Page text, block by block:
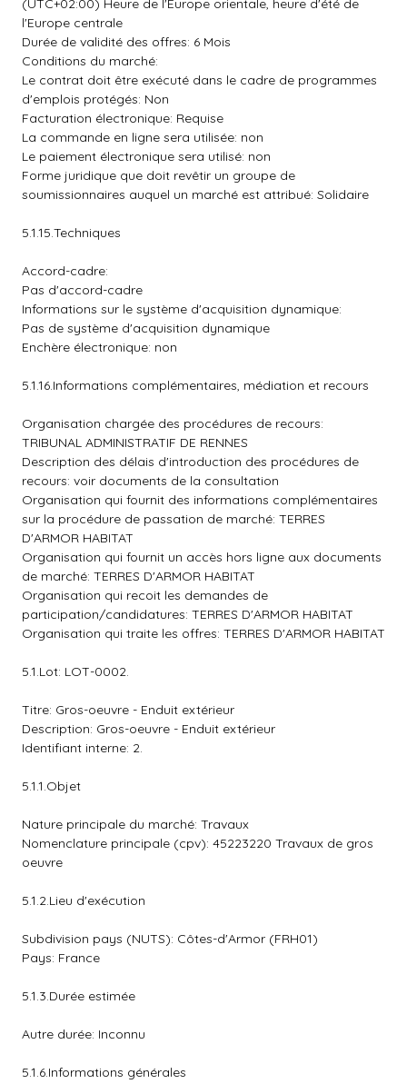
(UTC+02:00) Heure de l'Europe orientale, heure d'été de
l'Europe centrale
Durée de validité des offres: 6 Mois
Conditions du marché:
Le contrat doit être exécuté dans le cadre de programmes
d'emplois protégés: Non
Facturation électronique: Requise
La commande en ligne sera utilisée: non
Le paiement électronique sera utilisé: non
Forme juridique que doit revêtir un groupe de
soumissionnaires auquel un marché est attribué: Solidaire
5.1.15.Techniques
Accord-cadre:
Pas d'accord-cadre
Informations sur le système d'acquisition dynamique:
Pas de système d'acquisition dynamique
Enchère électronique: non
5.1.16.Informations complémentaires, médiation et recours
Organisation chargée des procédures de recours:
TRIBUNAL ADMINISTRATIF DE RENNES
Description des délais d'introduction des procédures de
recours: voir documents de la consultation
Organisation qui fournit des informations complémentaires
sur la procédure de passation de marché: TERRES
D'ARMOR HABITAT
Organisation qui fournit un accès hors ligne aux documents
de marché: TERRES D'ARMOR HABITAT
Organisation qui recoit les demandes de
participation/candidatures: TERRES D'ARMOR HABITAT
Organisation qui traite les offres: TERRES D'ARMOR HABITAT
5.1.Lot: LOT-0002.
Titre: Gros-oeuvre - Enduit extérieur
Description: Gros-oeuvre - Enduit extérieur
Identifiant interne: 2.
5.1.1.Objet
Nature principale du marché: Travaux
Nomenclature principale (cpv): 45223220 Travaux de gros
oeuvre
5.1.2.Lieu d'exécution
Subdivision pays (NUTS): Côtes-d'Armor (FRH01)
Pays: France
5.1.3.Durée estimée
Autre durée: Inconnu
5.1.6.Informations générales